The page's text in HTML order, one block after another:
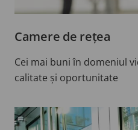
Camere de rețea
Cei mai buni în domeniul
calitate și oportunitate